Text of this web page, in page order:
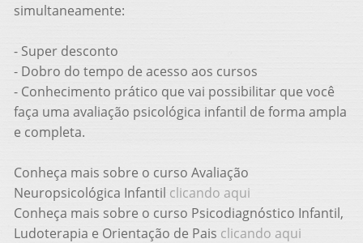
simultaneamente:
- Super desconto
- Dobro do tempo de acesso aos cursos
- Conhecimento prático que vai possibilitar que você
faça uma avaliação psicológica infantil de forma ampla
e completa.
Conheça mais sobre o curso Avaliação
Neuropsicológica Infantil clicando aqui
Conheça mais sobre o curso Psicodiagnóstico Infantil,
Ludoterapia e Orientação de Pais clicando aqui